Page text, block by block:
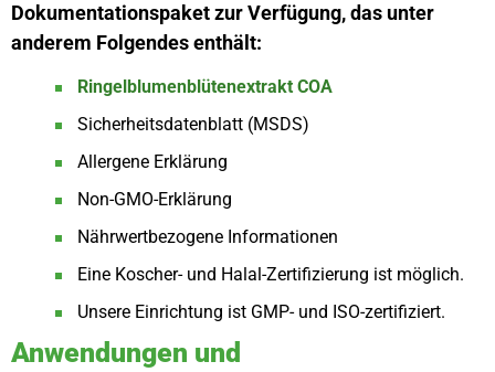
Dokumentationspaket zur Verfügung, das unter
anderem Folgendes enthält:
Ringelblumenblütenextrakt COA
Sicherheitsdatenblatt (MSDS)
Allergene Erklärung
Non-GMO-Erklärung
Nährwertbezogene Informationen
Eine Koscher- und Halal-Zertifizierung ist möglich.
Unsere Einrichtung ist GMP- und ISO-zertifiziert.
Anwendungen und